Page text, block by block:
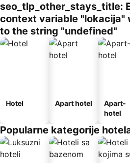
seo_tlp_other_stays_title:
context variable "lokacija"
to the string "undefined"
Hotel Apart hotel
Apart-
hotel
Popularne kategorije